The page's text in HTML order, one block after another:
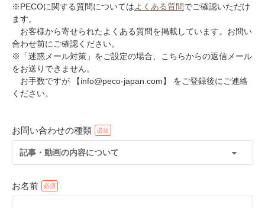
※PECOに関する質問についてはよくある質問でご確認いただけ
ます。
お客様から寄せられたよくある質問を掲載しています。お問い
合わせ前にご確認ください。
※「迷惑メール対策」をご設定の場合、こちらからの返信メール
をお送りできません。
お手数ですが 【info@peco-japan.com】 をご登録後にご連絡
ください。
お問い合わせの種類
記事・動画の内容について
お名前